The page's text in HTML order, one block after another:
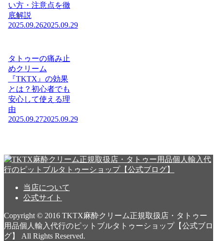
い方・注意点を徹
底解説
2025.09.262025.09.29
タトゥーの痛み止
めクリーム
『TKTX』の効果
とは？初心者でも
安心して使える理
由
2025.09.272025.09.29
当店について
公式サイト
Copyright © 2016 TKTX麻酔クリーム正規取扱店・タトゥー
用品個人輸入代行のピットブルタトゥーショップ【公式ブロ
グ】 All Rights Reserved.